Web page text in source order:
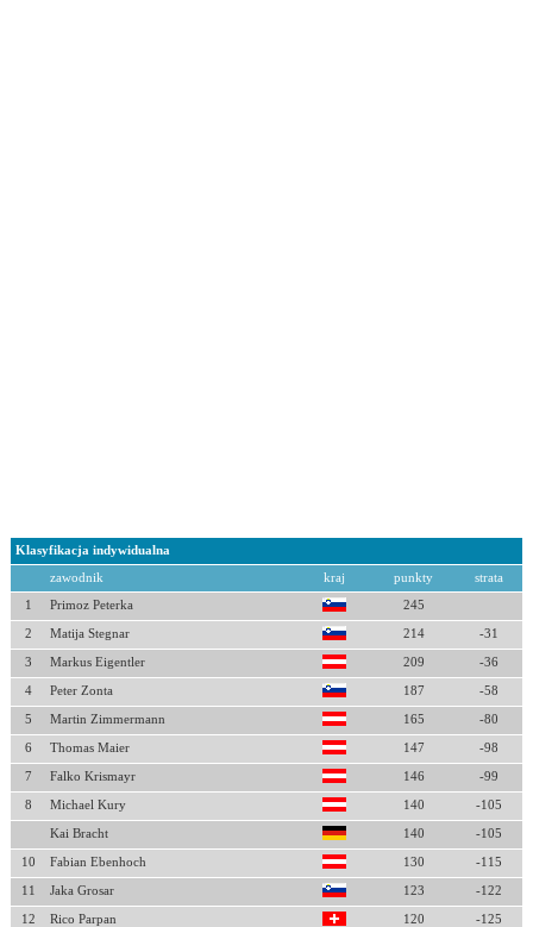
Klasyfikacja indywidualna
zawodnik kraj punkty strata
1 Primoz Peterka 245
2 Matija Stegnar 214 -31
3 Markus Eigentler 209 -36
4 Peter Zonta 187 -58
5 Martin Zimmermann 165 -80
6 Thomas Maier 147 -98
7 Falko Krismayr 146 -99
8 Michael Kury 140 -105
Kai Bracht 140 -105
10 Fabian Ebenhoch 130 -115
11 Jaka Grosar 123 -122
12 Rico Parpan 120 -125